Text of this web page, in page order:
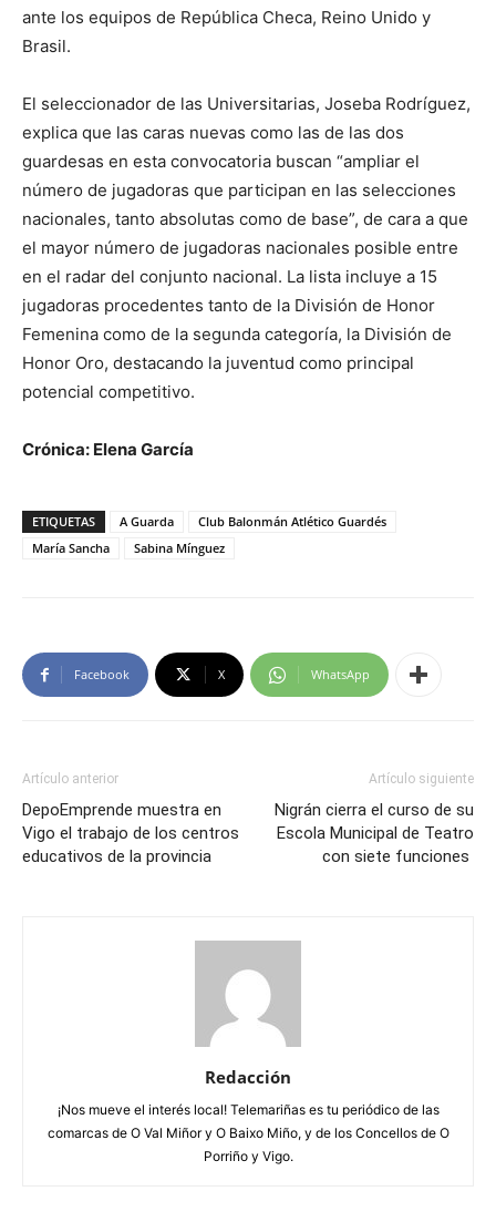
ante los equipos de República Checa, Reino Unido y
Brasil.
El seleccionador de las Universitarias, Joseba Rodríguez,
explica que las caras nuevas como las de las dos
guardesas en esta convocatoria buscan “ampliar el
número de jugadoras que participan en las selecciones
nacionales, tanto absolutas como de base”, de cara a que
el mayor número de jugadoras nacionales posible entre
en el radar del conjunto nacional. La lista incluye a 15
jugadoras procedentes tanto de la División de Honor
Femenina como de la segunda categoría, la División de
Honor Oro, destacando la juventud como principal
potencial competitivo.
Crónica: Elena García
ETIQUETAS A Guarda
Club Balonmán Atlético Guardés
María Sancha
Sabina Mínguez
Facebook X WhatsApp
Artículo anterior
DepoEmprende muestra en
Vigo el trabajo de los centros
educativos de la provincia
Artículo siguiente
Nigrán cierra el curso de su
Escola Municipal de Teatro
con siete funciones
Redacción
¡Nos mueve el interés local! Telemariñas es tu periódico de las
comarcas de O Val Miñor y O Baixo Miño, y de los Concellos de O
Porriño y Vigo.